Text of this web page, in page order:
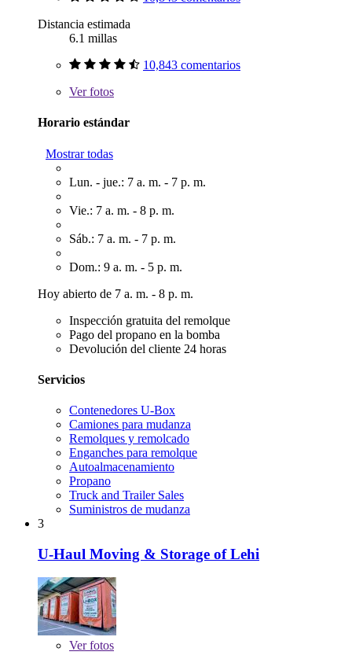
Distancia estimada
6.1 millas
10,843 comentarios
Verfotos
Horario estándar
Mostrar todas
Lun. - jue.: 7 a. m. - 7 p. m.
Vie.: 7 a. m. - 8 p. m.
Sáb.: 7 a. m. - 7 p. m.
Dom.: 9 a. m. - 5 p. m.
Hoy abierto de 7 a. m. - 8 p. m.
Inspección gratuita del remolque
Pago del propano en la bomba
Devolución del cliente 24 horas
Servicios
Contenedores U-Box
Camiones para mudanza
Remolques y remolcado
Enganches para remolque
Autoalmacenamiento
Propano
Truck and Trailer Sales
Suministros de mudanza
3
U-Haul Moving & Storage of Lehi
Verfotos